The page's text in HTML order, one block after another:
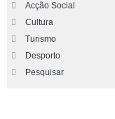
Acção Social
Cultura
Turismo
Desporto
Pesquisar